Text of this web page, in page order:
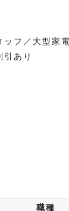
フ／大型家
あり
職種